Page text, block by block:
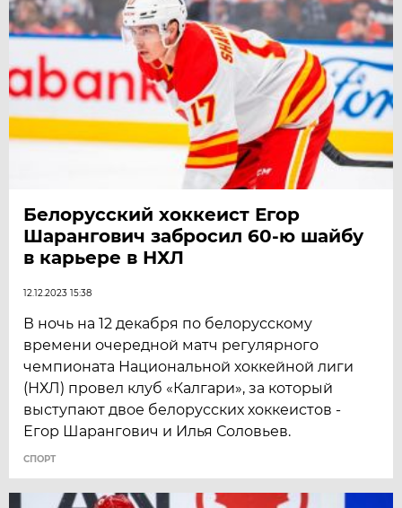
Белорусский хоккеист Егор
Шарангович забросил 60-ю шайбу
в карьере в НХЛ
12.12.2023 15:38
В ночь на 12 декабря по белорусскому
времени очередной матч регулярного
чемпионата Национальной хоккейной лиги
(НХЛ) провел клуб «Калгари», за который
выступают двое белорусских хоккеистов -
Егор Шарангович и Илья Соловьев.
СПОРТ